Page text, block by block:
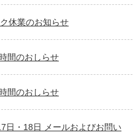
休業のお知らせ
間のおしらせ
間のおしらせ
日・18日 メールおよびお問い